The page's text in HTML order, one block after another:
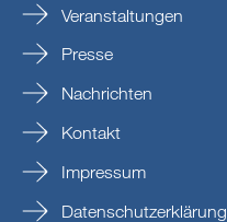
Veranstaltungen
Presse
Nachrichten
Kontakt
Impressum
Datenschutzerklärung